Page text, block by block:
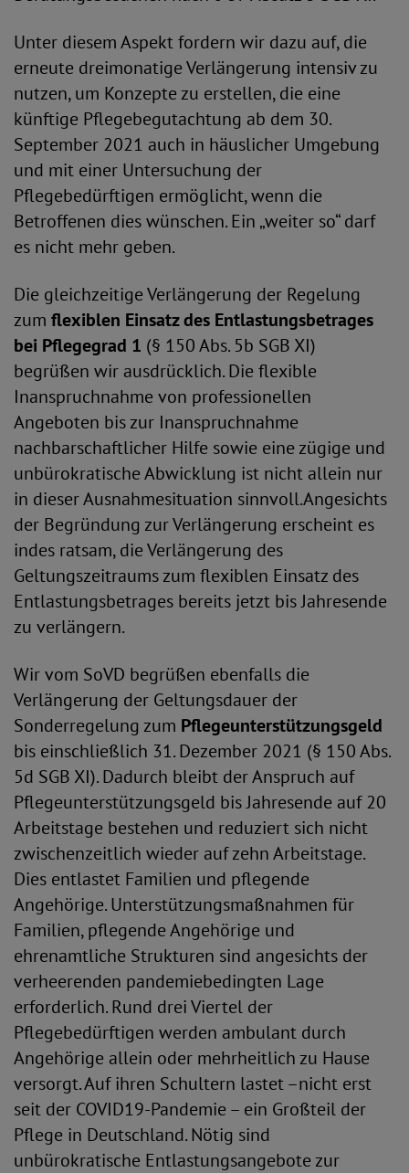
Unter diesem Aspekt fordern wir dazu auf, die
erneute dreimonatige Verlängerung intensiv zu
nutzen, um Konzepte zu erstellen, die eine
künftige Pflegebegutachtung ab dem 30.
September 2021 auch in häuslicher Umgebung
und mit einer Untersuchung der
Pflegebedürftigen ermöglicht, wenn die
Betroffenen dies wünschen. Ein „weiter so“ darf
es nicht mehr geben.
Die gleichzeitige Verlängerung der Regelung
zum flexiblen Einsatz des Entlastungsbetrages
bei Pflegegrad 1 (§ 150 Abs. 5b SGB XI)
begrüßen wir ausdrücklich. Die flexible
Inanspruchnahme von professionellen
Angeboten bis zur Inanspruchnahme
nachbarschaftlicher Hilfe sowie eine zügige und
unbürokratische Abwicklung ist nicht allein nur
in dieser Ausnahmesituation sinnvoll.Angesichts
der Begründung zur Verlängerung erscheint es
indes ratsam, die Verlängerung des
Geltungszeitraums zum flexiblen Einsatz des
Entlastungsbetrages bereits jetzt bis Jahresende
zu verlängern.
Wir vom SoVD begrüßen ebenfalls die
Verlängerung der Geltungsdauer der
Sonderregelung zum Pflegeunterstützungsgeld
bis einschließlich 31. Dezember 2021 (§ 150 Abs.
5d SGB XI). Dadurch bleibt der Anspruch auf
Pflegeunterstützungsgeld bis Jahresende auf 20
Arbeitstage bestehen und reduziert sich nicht
zwischenzeitlich wieder auf zehn Arbeitstage.
Dies entlastet Familien und pflegende
Angehörige. Unterstützungsmaßnahmen für
Familien, pflegende Angehörige und
ehrenamtliche Strukturen sind angesichts der
verheerenden pandemiebedingten Lage
erforderlich. Rund drei Viertel der
Pflegebedürftigen werden ambulant durch
Angehörige allein oder mehrheitlich zu Hause
versorgt. Auf ihren Schultern lastet –nicht erst
seit der COVID19-Pandemie – ein Großteil der
Pflege in Deutschland. Nötig sind
unbürokratische Entlastungsangebote zur